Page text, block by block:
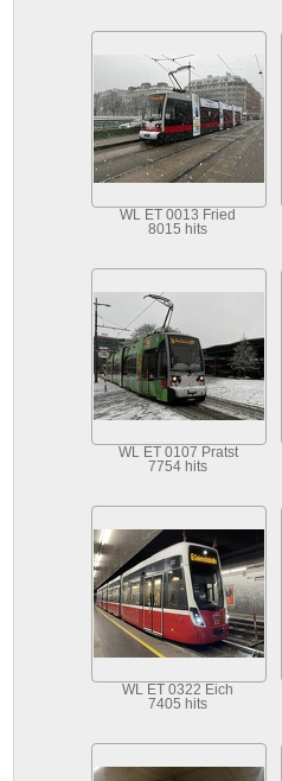
WL ET 0013 Fried
8015 hits
WL ET 0107 Pratst
7754 hits
WL ET 0322 Eich
7405 hits